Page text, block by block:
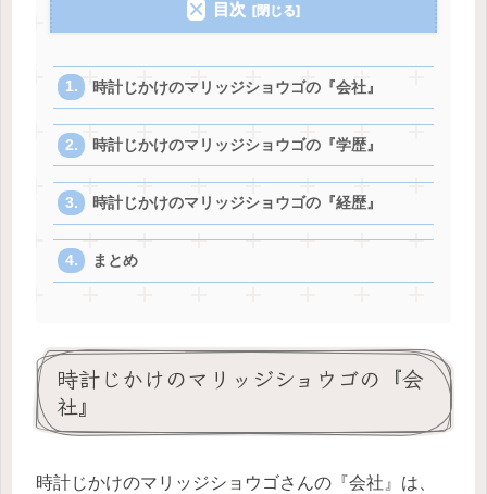
目次
時計じかけのマリッジショウゴの『会社』
時計じかけのマリッジショウゴの『学歴』
時計じかけのマリッジショウゴの『経歴』
まとめ
時計じかけのマリッジショウゴの『会
社』
時計じかけのマリッジショウゴさんの『会社』は、